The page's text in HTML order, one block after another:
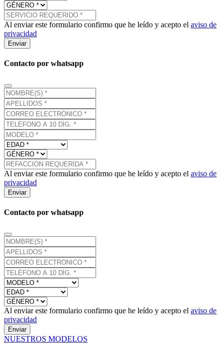
Al enviar este formulario confirmo que he leído y acepto el aviso de
privacidad
Enviar
Contacto por whatsapp
Al enviar este formulario confirmo que he leído y acepto el aviso de
privacidad
Enviar
Contacto por whatsapp
Al enviar este formulario confirmo que he leído y acepto el aviso de
privacidad
Enviar
NUESTROS MODELOS